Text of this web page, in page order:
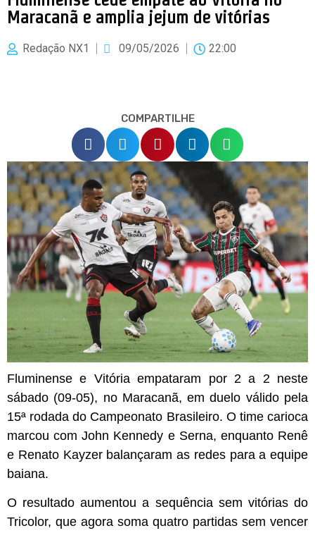
Maracanã e amplia jejum de vitórias
Redação NX1 09/05/2026 22:00
COMPARTILHE
Fluminense e Vitória empataram por 2 a 2 neste
sábado (09-05), no Maracanã, em duelo válido pela
15ª rodada do Campeonato Brasileiro. O time carioca
marcou com John Kennedy e Serna, enquanto Renê
e Renato Kayzer balançaram as redes para a equipe
baiana.
O resultado aumentou a sequência sem vitórias do
Tricolor, que agora soma quatro partidas sem vencer